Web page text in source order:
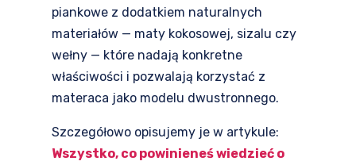
piankowe z dodatkiem naturalnych
materiałów — maty kokosowej, sizalu czy
wełny — które nadają konkretne
właściwości i pozwalają korzystać z
materaca jako modelu dwustronnego.
Szczegółowo opisujemy je w artykule:
Wszystko, co powinieneś wiedzieć o